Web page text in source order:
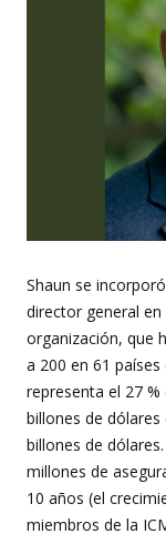
Shaun se
director general
organización, que
a 200 en 61
representa el 27
billones de
billones de
millones de
10 años (el
miembros de la